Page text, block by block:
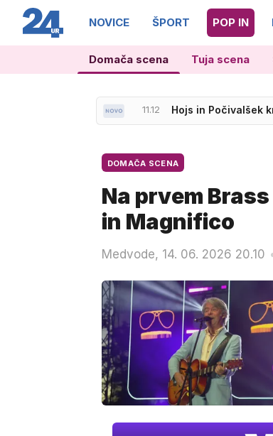
NOVICE ŠPORT POP IN
Domača scena Tuja scena
Hojs in Počivalšek
11.17 Presenečenja,
DOMAČA SCENA
Na prvem
in Magnifico
Medvode, 14. 06. 2026 20.10